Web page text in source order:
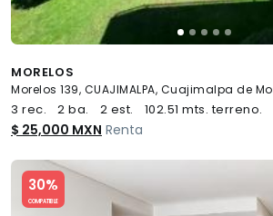
MORELOS
Morelos 139, CUAJIMALPA, Cuajimalpa de
3 rec. 2 ba. 2 est. 102.51 mts. terreno.
$ 25,000 MXN Renta
30%
COMPATIBLE
Slide 1 of 5